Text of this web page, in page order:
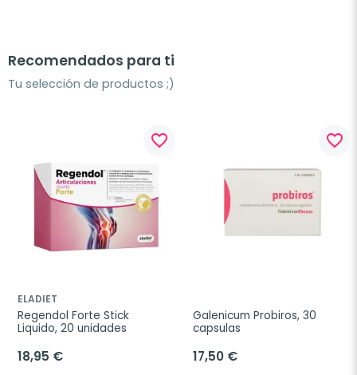
Recomendados para ti
Tu selección de productos ;)
favorite_border
ELADIET
Regendol Forte Stick
Liquido, 20 unidades
18,95 €
favorite_border
Galenicum Probiros, 30
capsulas
17,50 €